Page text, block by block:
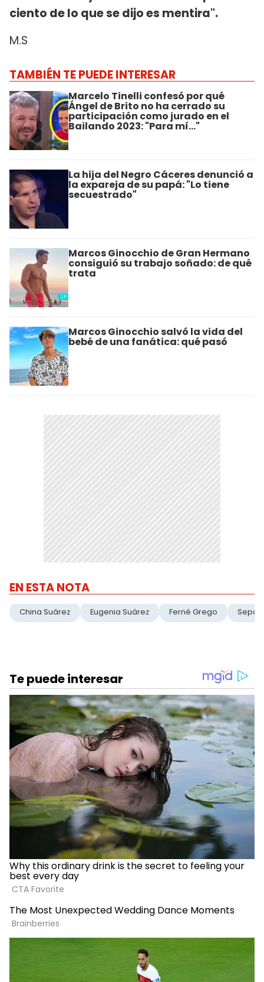
ciento de lo que se dijo es mentira".
M.S
TAMBIÉN TE PUEDE INTERESAR
Marcelo Tinelli confesó por qué
Ángel de Brito no ha cerrado su
participación como jurado en el
Bailando 2023: "Para mí..."
La hija del Negro Cáceres denunció a
la expareja de su papá: "Lo tiene
secuestrado"
Marcos Ginocchio de Gran Hermano
consiguió su trabajo soñado: de qué
trata
Marcos Ginocchio salvó la vida del
bebé de una fanática: qué pasó
EN ESTA NOTA
China Suárez Eugenia Suárez Ferné Grego